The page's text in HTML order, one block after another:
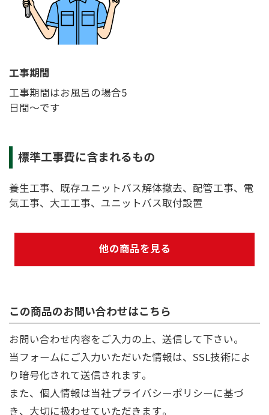
工事期間
工事期間はお風呂の場合5
日間～です
標準工事費に含まれるもの
養生工事、既存ユニットバス解体撤去、配管工事、電
気工事、大工工事、ユニットバス取付設置
他の商品を見る
この商品のお問い合わせはこちら
お問い合わせ内容をご入力の上、送信して下さい。
当フォームにご入力いただいた情報は、SSL技術によ
り暗号化されて送信されます。
また、個人情報は当社プライバシーポリシーに基づ
き、大切に扱わせていただきます。